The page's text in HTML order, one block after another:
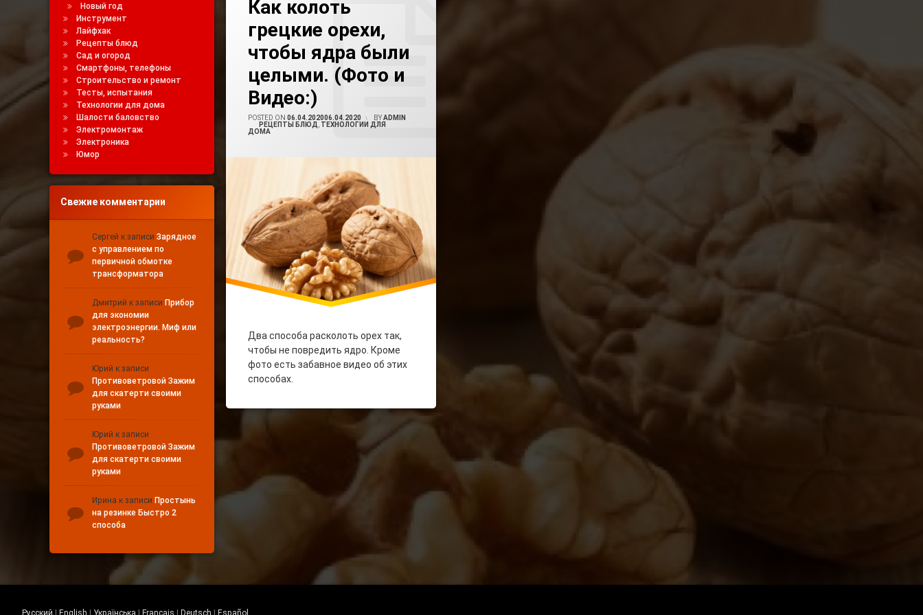
Как колоть
грецкие орехи,
чтобы ядра были
целыми. (Фото и
Видео:)
POSTED ON 06.04.202006.04.2020 BYADMIN
CATEGORIES:
РЕЦЕПТЫ БЛЮД ТЕХНОЛОГИИ ДЛЯ
ДОМА
Два способа расколоть орех так,
чтобы не повредить ядро. Кроме
фото есть забавное видео об этих
способах.
Как Колоть Орехи Чтобы Ядра Остались Целыми
Как Очистить Орех
Как Расколоть Грецкий Орех
Новый год
Инструмент
Лайфхак
Рецепты блюд
Сад и огород
Смартфоны, телефоны
Строительство и ремонт
Тесты, испытания
Технологии для дома
Шалости баловство
Электромонтаж
Электроника
Юмор
Свежие комментарии
Сергей к записи Зарядное
с управлением по
первичной обмотке
трансформатора
Дмитрий к записи Прибор
для экономии
электроэнергии. Миф или
реальность?
Юрий к записи
Противоветровой Зажим
для скатерти своими
руками
Юрий к записи
Противоветровой Зажим
для скатерти своими
руками
Ирина к записи Простынь
на резинке Быстро 2
способа
Русский English Українська Français Deutsch Español